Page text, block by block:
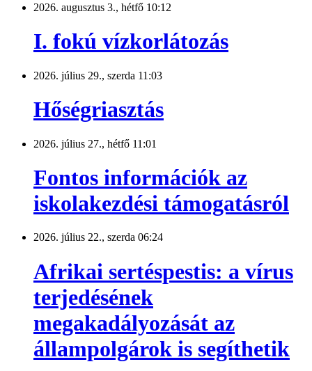
2026. augusztus 3., hétfő 10:12
I. fokú vízkorlátozás
2026. július 29., szerda 11:03
Hőségriasztás
2026. július 27., hétfő 11:01
Fontos információk az
iskolakezdési támogatásról
2026. július 22., szerda 06:24
Afrikai sertéspestis: a vírus
terjedésének
megakadályozását az
állampolgárok is segíthetik